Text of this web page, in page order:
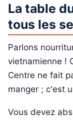
La table
tous les
Parlons
vietnamienne !
Centre ne fait
manger ; c'est
Vous devez